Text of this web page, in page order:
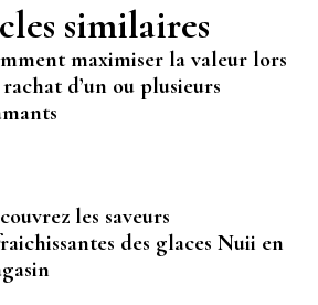
similaires
maximiser la valeur lors
d’un ou plusieurs
les saveurs
des glaces Nuii en